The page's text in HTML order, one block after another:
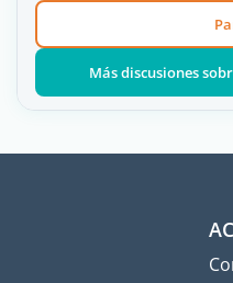
Más discusiones